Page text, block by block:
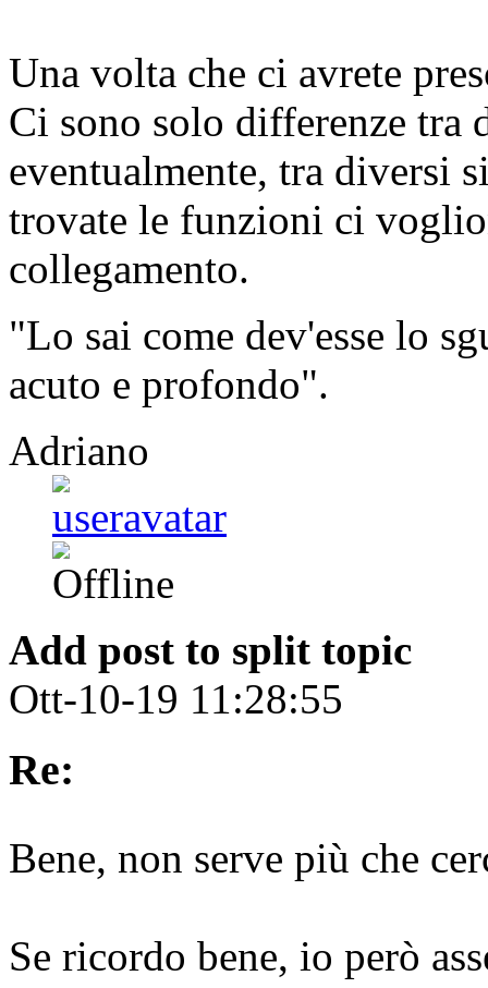
Una volta che ci avrete
Ci sono solo differenze tra
eventualmente, tra diversi
trovate le funzioni ci
collegamento.
"Lo sai come dev'esse lo
acuto e profondo".
Adriano
Add post to split topic
Ott-10-19 11:28:55
Re:
Bene, non serve più che
Se ricordo bene, io però